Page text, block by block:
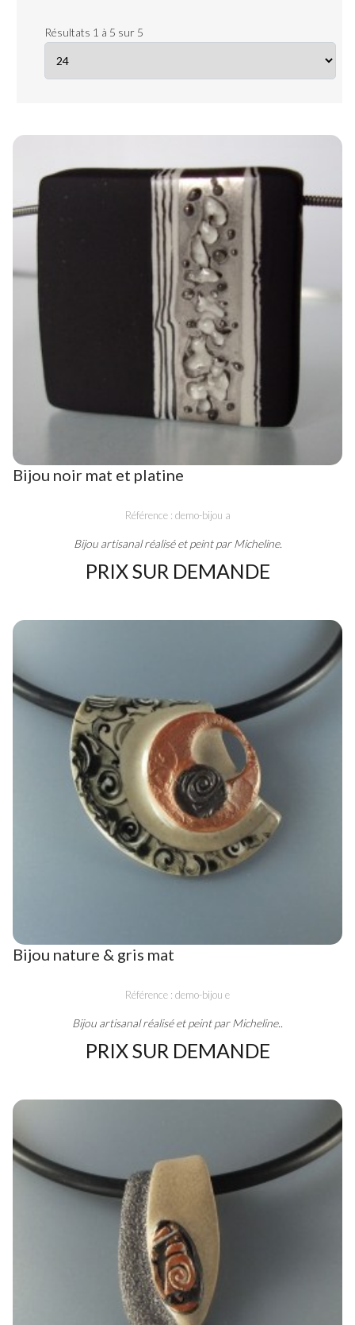
Résultats 1 à 5 sur 5
Bijou noir mat et platine
Référence : demo-bijou a
Bijou artisanal réalisé et peint par Micheline.
PRIX SUR DEMANDE
Bijou nature & gris mat
Référence : demo-bijou e
Bijou artisanal réalisé et peint par Micheline..
PRIX SUR DEMANDE